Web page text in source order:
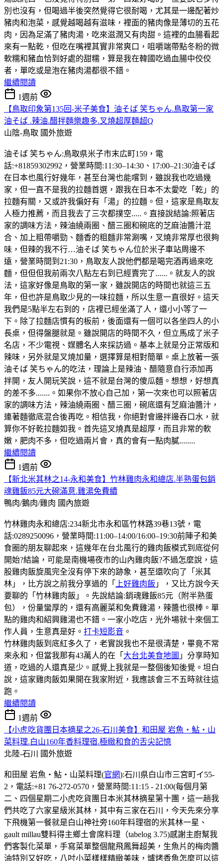
別也沒有，但喝過半後突然覺得它很耐喝，尤其是一邊配著炒
豬肉和泡菜，感覺越喝越有滋味，裡面的豬肉像是薄切的五花
肉，因為足滿了豬肉湯，吃來滋潤又有肉甜。這裡的血腸看起
來有一點乾，但吃在嘴裡其實非常爽口，咀嚼端帶點冬粉的微
軟糯和豬血恰到好處的甜糯，算是我在韓國吃過血腸中佼佼
者，單吃或是泡在豬肉湯都很不錯。
繼續閱讀
1週前
【鳥取印象第135回-米子美食】油そば 笑ちゃん.鳥取第一家
油そば .辣油.醋拌麵樂趣多.叉燒超厚麵超Q
山陰-鳥取 國外旅遊
油そば 笑ちゃん:鳥取県米子市末広町159，電
話:+81859302992，營業時間:11:30–14:30、17:00–21:30油そば
在日本也風行好幾年，甚至台灣也能嚐到，雖說我也吃過幾
家，但一直不是我的拉麵首選，跟我在日本不太愛吃「乾」的
拉麵有關，又或許我偏好有「湯」的拉麵。但，這家是鳥取友
人極力推薦，而且我去了三次都撲空.....。直接說結論:照著店
家的調味方法，辣油繞兩圈、醋三圈和碗底的芝麻油醬汁混
合、加上粗帶嚼勁、麵香的粗麵非常涮嘴，叉燒非常厚也很夠
味，但辣的我不行…油そば 笑ちゃん位於米子車站周邊不
遠，營業時間到21:30，鳥取友人說他們都是喝完酒再過來吃
麵，但但但我前兩次八點左右到已經賣完了......。就友人的說
法，這家好像是鳥取的第一家，雖說開店的時間也就這三五
年，但也許是鳥取少見的一味拉麵，所以生意一直很好。這天
我們是5點半左右到的，店裡已經坐滿了人，還小小等了一
下。除了拉麵店慣有的板前，後面還有一個可以各坐四人的小
長桌，但得盤腿就是。雖說開店的時間不久，但立馬成了米子
名店，不少電視、媒體名人來採訪過。基本上就是分正常版和
辣味，另外就是叉燒加量，選擇算是相對簡單。桌上放著一張
油そば 笑ちゃん的吃法，理論上是辣油、醋隨意自行添加再
拌開，友人開玩笑說，這不就是台灣的傻瓜麵。想想，好想真
的差不多.......。如果你不放心自己加，第一次來也可以照著店
家的調味方法，辣油繞兩圈、醋三圈，碗底還有芝麻油醬汁，
連著麵徹底混合後再吃。相信我，你絕對會邊拌邊吞口水，就
算你不好乾拉麵如我。首先這叉燒真是超厚，而且非常的軟
嫩，肥肉不多，但吃過兩片會，真的會有一點肉膩........
繼續閱讀
1週前
【新北米其林之14-永和美食】竹林雞肉永和總店.半熟蛋包銷
魂雞飯85元大碗滿意.雞湯免費續
鴨肉/鵝肉/雞肉 國內旅遊
竹林雞肉永和總店:234新北市永和區竹林路39巷13號，電
話:0289250096，營業時間:11:00–14:00/16:00–19:30前陣子和美
食圈的朋友聊起來，這幾年在台北風行的雞肉飯模式到底從何
開始?結論，可能是南機場夜市的山內雞肉飯?不過怎麼說，這
股雞肉飯旋風完全沒有停下來的跡象，甚至還吹向了「米其
林」，比方說之前我分享過的「
上好雞肉飯 」，又比方說今天
要聊的「竹林雞肉飯」。先說結論:銷魂雞飯85元（附半熟蛋
包），份量蠻厚的，還有高麗菜和免費雞湯，辣醬也很棒。單
點的雞肉和紹興雞湯也不錯。一家小吃店，光外場就十來個工
作人員，生意真是好。 打卡短影音 。
竹林雞肉飯到底紅多久了，老實說我也不是很清楚，畢竟不常
來永和，但當我那有43萬人的在「 大台北美食地圖 」分享時知
道，吃過的人還真是少。感覺上我就是一整個後知後覺。坦白
說，這家雞肉飯如果開在我家附近，我應該會三不五時就往這
跑。
繼續閱讀
1週前
【小虎吃貨團日本摘星之26-石川美食】和田屋 岩魚・鮎・山
菜料理.白山160年香料理宿.極緻和食的舌尖記憶
北陸-石川
國外旅遊
和田屋 岩魚・鮎・山菜料理(官網):石川県白山市三宮町イ55-
2，電話:+81 76-272-0570，營業時間:11:15 - 21:00(每個月第
二、四個星期二小虎吃貨團日本米其林摘星第十團，這一趟我
們共吃了六家星級米其林，其中有三家在石川，今天先來分享
下飛機第一餐就是白山神社旁160年料理宿的米其林一星、
gault millau雙料得主鄉土會席料理（tabelog 3.75)感謝主廚幫我
們客製化菜單，手寫菜單整個龍飛鳳舞超美，生魚片的梅肉醬
油特別又好吃，八吋小菜樣樣精緻美味，爐烤香魚怎麼可以這